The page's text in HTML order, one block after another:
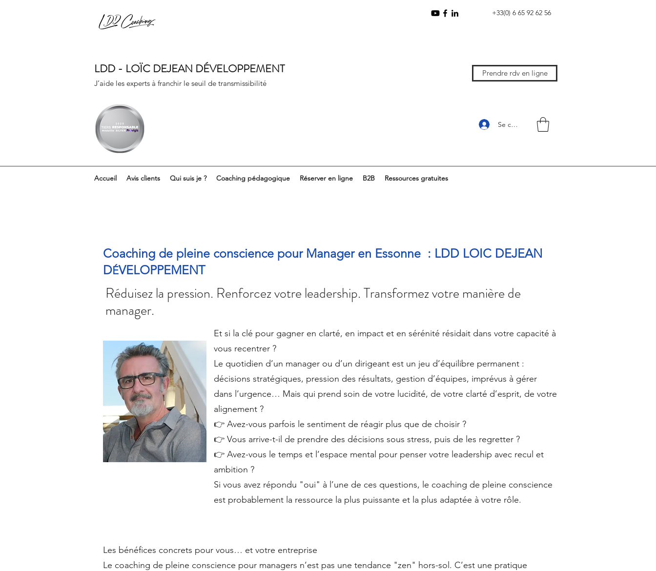
LDD - LOÏC DEJEAN DÉVELOPPEMENT
J’aide les experts à franchir le seuil de transmissibilité
+33(0) 6 65 92 62 56
Prendre rdv en ligne
Se connecter
Accueil Avis clients Qui suis je ? Coaching pédagogique Réserver en ligne B2B Ressources gratuites
Coaching de pleine conscience pour Manager en Essonne : LDD LOIC DEJEAN
DÉVELOPPEMENT
Réduisez la pression. Renforcez votre leadership. Transformez votre manière de
manager.
Et si la clé pour gagner en clarté, en impact et en sérénité résidait dans votre capacité à
vous recentrer ?
Le quotidien d’un manager ou d’un dirigeant est un jeu d’équilibre permanent :
décisions stratégiques, pression des résultats, gestion d’équipes, imprévus à gérer
dans l’urgence… Mais qui prend soin de votre lucidité, de votre clarté d’esprit, de votre
alignement ?
👉 Avez-vous parfois le sentiment de réagir plus que de choisir ?
👉 Vous arrive-t-il de prendre des décisions sous stress, puis de les regretter ?
👉 Avez-vous le temps et l’espace mental pour penser votre leadership avec recul et
ambition ?
Si vous avez répondu "oui" à l’une de ces questions, le coaching de pleine conscience
est probablement la ressource la plus puissante et la plus adaptée à votre rôle.
Les bénéfices concrets pour vous… et votre entreprise
Le coaching de pleine conscience pour managers n’est pas une tendance "zen" hors-sol. C’est une pratique